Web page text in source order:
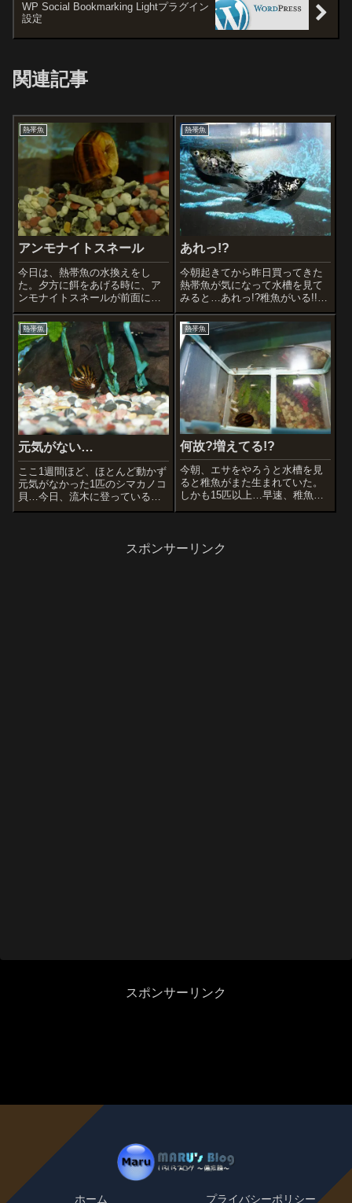
WP Social Bookmarking Lightプラグイン
設定
関連記事
熱帯魚
アンモナイトスネール
今日は、熱帯魚の水換えをし
た。夕方に餌をあげる時に、ア
ンモナイトスネールが前面にい
たのでプレコの餌を入れて見て
いると食べている所を見ること
ができたので写真を撮った。で
も写真だとちょっと分かりにく
い。
熱帯魚
あれっ!?
今朝起きてから昨日買ってきた
熱帯魚が気になって水槽を見て
みると…あれっ!?稚魚がいる!!数
えると3匹…ダルメシアンバルー
ンモーリーのお腹の中にいたら
しい。環境が変わってビックリ
して出てきたのか!?居心地が良
くて生まれたのか!?とりあえ
ず、朝...
熱帯魚
元気がない…
ここ1週間ほど、ほとんど動かず
元気がなかった1匹のシマカノコ
貝…今日、流木に登っているの
を見て一安心…。先日には、ラ
には既に干乾びて☆になってし
熱帯魚
何故?増えてる!?
今朝、エサをやろうと水槽を見
ると稚魚がまた生まれていた。
しかも15匹以上…早速、稚魚飼
スバルーンモーリーは2匹ともメ
スだし!?そして、しばらく観察
スポンサーリンク
スポンサーリンク
ホーム プライバシーポリシー